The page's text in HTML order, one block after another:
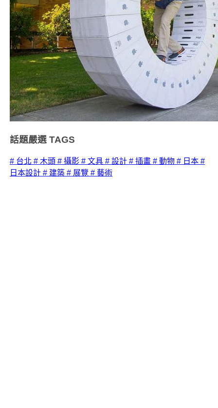
話題嚴選 TAGS
# 台北 # 木頭 # 攝影 # 文具 # 設計 # 插畫 # 動物 # 日本 #
日本設計 # 建築 # 展覽 # 藝術